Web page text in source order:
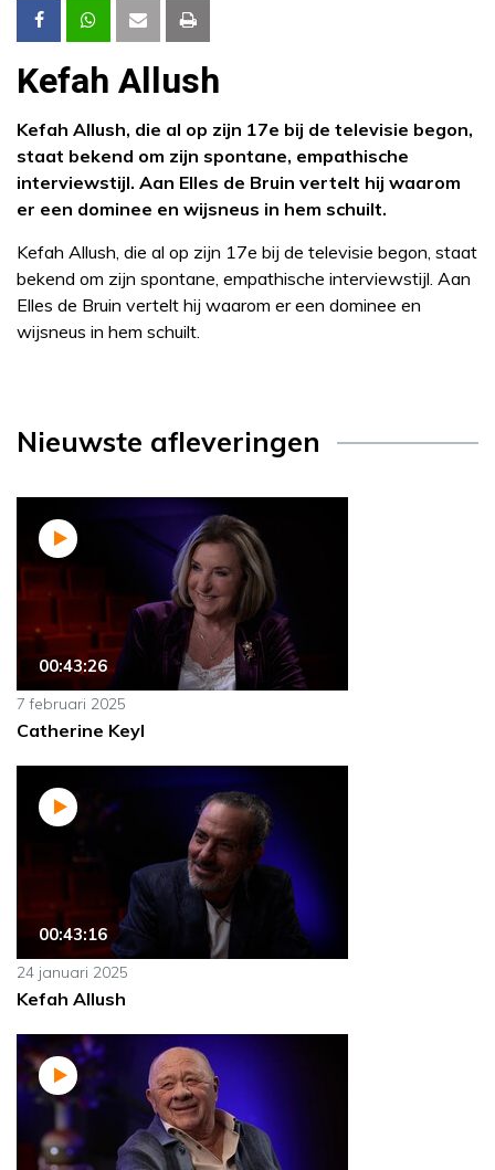
Kefah Allush
Kefah Allush, die al op zijn 17e bij de televisie begon,
staat bekend om zijn spontane, empathische
interviewstijl. Aan Elles de Bruin vertelt hij waarom
er een dominee en wijsneus in hem schuilt.
Kefah Allush, die al op zijn 17e bij de televisie begon, staat
bekend om zijn spontane, empathische interviewstijl. Aan
Elles de Bruin vertelt hij waarom er een dominee en
wijsneus in hem schuilt.
Nieuwste afleveringen
00:43:26
7 februari 2025
Catherine Keyl
00:43:16
24 januari 2025
Kefah Allush